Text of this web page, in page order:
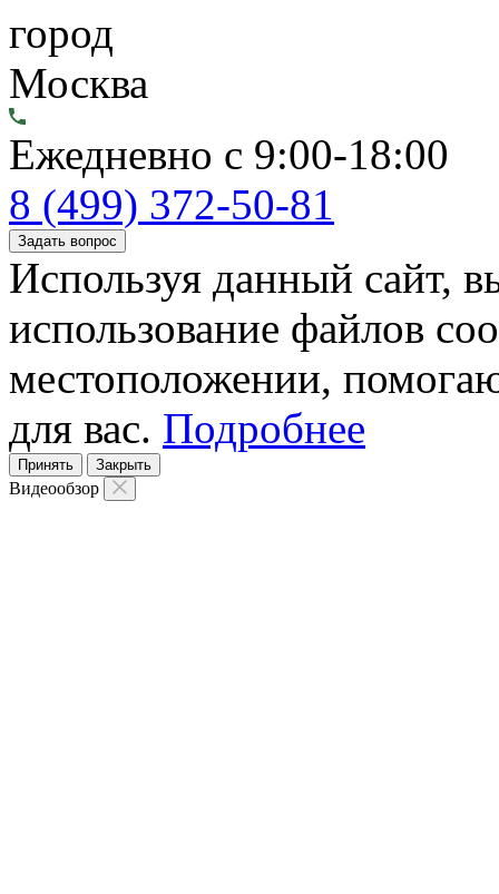
город
Москва
Ежедневно с 9:00-18:00
8 (499) 372-50-81
Задать вопрос
Используя данный сайт,
использование файлов
местоположении,
для вас. Подробнее
Принять Закрыть
Видеообзор